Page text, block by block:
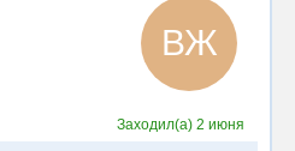
ВЖ
Заходил(а) 2 июня